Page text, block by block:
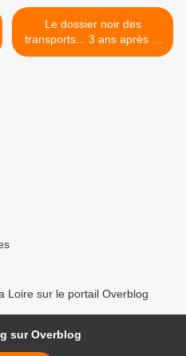
Le dossier noir des
transports... 3 ans après le
Grenelle de
Loire sur le portail Overblog
sur Overblog